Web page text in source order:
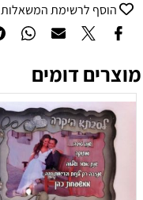
הוסף לרשימת המשאלות
מוצרים דומים